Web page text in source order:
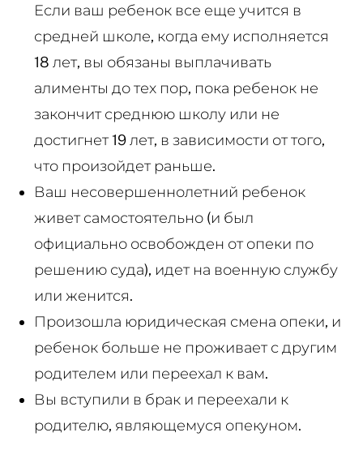
Если ваш ребенок все еще учится в
средней школе, когда ему исполняется
18 лет, вы обязаны выплачивать
алименты до тех пор, пока ребенок не
закончит среднюю школу или не
достигнет 19 лет, в зависимости от того,
что произойдет раньше.
Ваш несовершеннолетний ребенок
живет самостоятельно (и был
официально освобожден от опеки по
решению суда), идет на военную службу
или женится.
Произошла юридическая смена опеки, и
ребенок больше не проживает с другим
родителем или переехал к вам.
Вы вступили в брак и переехали к
родителю, являющемуся опекуном.